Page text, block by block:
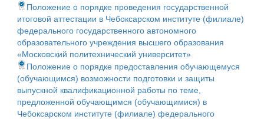
Положение о порядке проведения государственной
итоговой аттестации в Чебоксарском институте (филиале)
федерального государственного автономного
образовательного учреждения высшего образования
«Московский политехнический университет»
Положение о порядке предоставления обучающемуся
(обучающимся) возможности подготовки и защиты
выпускной квалификационной работы по теме,
предложенной обучающимся (обучающимися) в
Чебоксарском институте (филиале) федерального